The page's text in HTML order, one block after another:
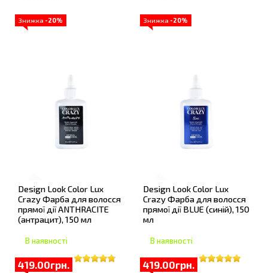
Знижка -20%
Design Look Color Lux
Crazy Фарба для волосся
прямої дії ANTHRACITE
(антрацит), 150 мл
В наявності
419.00грн.
Знижка -20%
Design Look Color Lux
Crazy Фарба для волосся
прямої дії BLUE (синій), 150
мл
В наявності
419.00грн.